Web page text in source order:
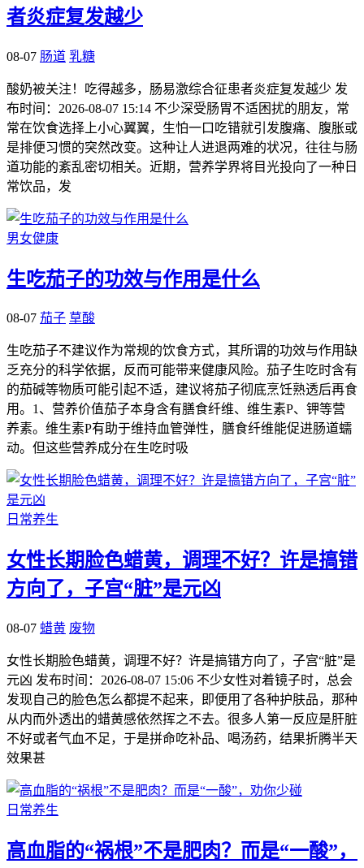
者炎症复发越少
08-07 肠道 乳糖
酸奶被关注！吃得越多，肠易激综合征患者炎症复发越少 发
布时间：2026-08-07 15:14 不少深受肠胃不适困扰的朋友，常
常在饮食选择上小心翼翼，生怕一口吃错就引发腹痛、腹胀或
是排便习惯的突然改变。这种让人进退两难的状况，往往与肠
道功能的紊乱密切相关。近期，营养学界将目光投向了一种日
常饮品，发
男女健康
生吃茄子的功效与作用是什么
08-07 茄子 草酸
生吃茄子不建议作为常规的饮食方式，其所谓的功效与作用缺
乏充分的科学依据，反而可能带来健康风险。茄子生吃时含有
的茄碱等物质可能引起不适，建议将茄子彻底烹饪熟透后再食
用。1、营养价值茄子本身含有膳食纤维、维生素P、钾等营
养素。维生素P有助于维持血管弹性，膳食纤维能促进肠道蠕
动。但这些营养成分在生吃时吸
日常养生
女性长期脸色蜡黄，调理不好？许是搞错
方向了，子宫“脏”是元凶
08-07 蜡黄 废物
女性长期脸色蜡黄，调理不好？许是搞错方向了，子宫“脏”是
元凶 发布时间：2026-08-07 15:06 不少女性对着镜子时，总会
发现自己的脸色怎么都提不起来，即便用了各种护肤品，那种
从内而外透出的蜡黄感依然挥之不去。很多人第一反应是肝脏
不好或者气血不足，于是拼命吃补品、喝汤药，结果折腾半天
效果甚
日常养生
高血脂的“祸根”不是肥肉？而是“一酸”，